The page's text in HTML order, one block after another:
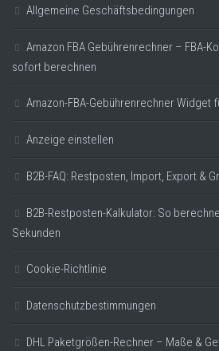
Allgemeine Geschäftsbedingungen
Amazon FBA Gebührenrechner – FBA-
sofort berechnen
Amazon-FBA-Gebührenrechner Widget
Anzeige einstellen
B2B-FAQ: Restposten, Import, Export &
B2B-Restposten-Kalkulator: So
Sekunden
Cookie-Richtlinie
Datenschutzbestimmungen
DHL Paketgrößen-Rechner – Maße &